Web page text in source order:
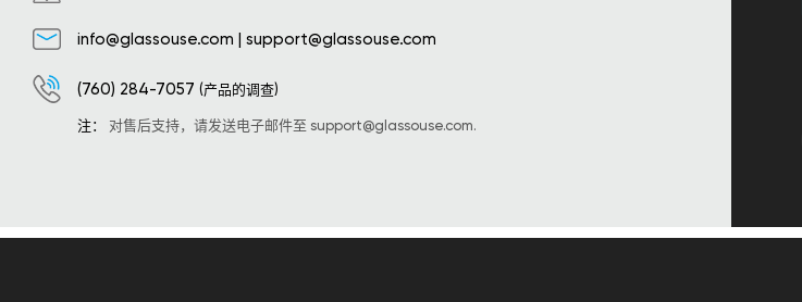
info@glassouse.com | support@glassouse.com
(760) 284-7057 (产品的调查)
注： 对售后支持，请发送电子邮件至 support@glassouse.com.